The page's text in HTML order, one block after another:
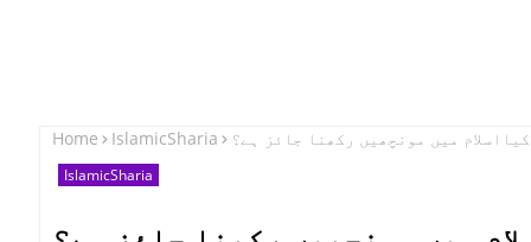
Home IslamicSharia کیا‌اسلام میں مونچھیں رکھنا جائز ہے؟
IslamicSharia